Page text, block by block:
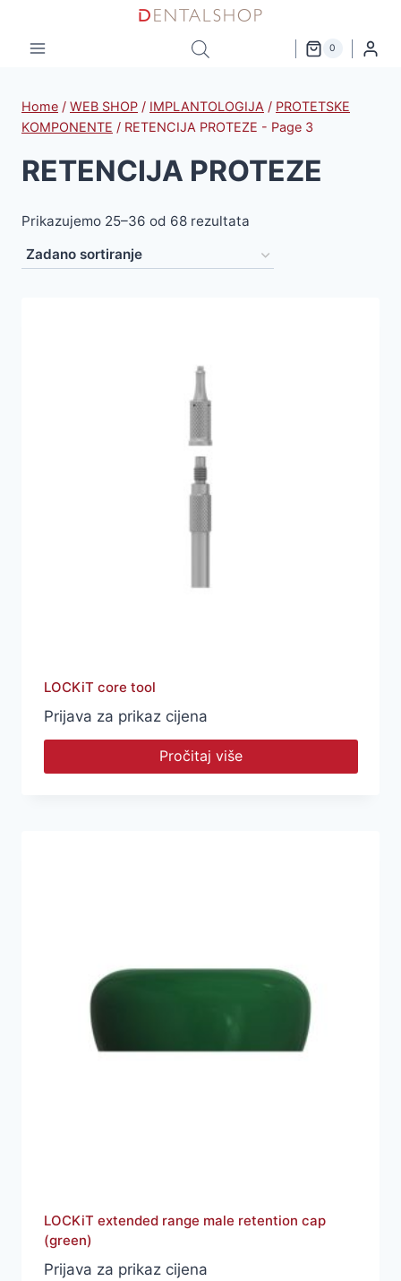
content
0
Home / WEB SHOP / IMPLANTOLOGIJA / PROTETSKE
KOMPONENTE / RETENCIJA PROTEZE - Page 3
RETENCIJA PROTEZE
Prikazujemo 25–36 od 68 rezultata
LOCKiT core tool
Prijava za prikaz cijena
Pročitaj više
LOCKiT extended range male retention cap
(green)
Prijava za prikaz cijena